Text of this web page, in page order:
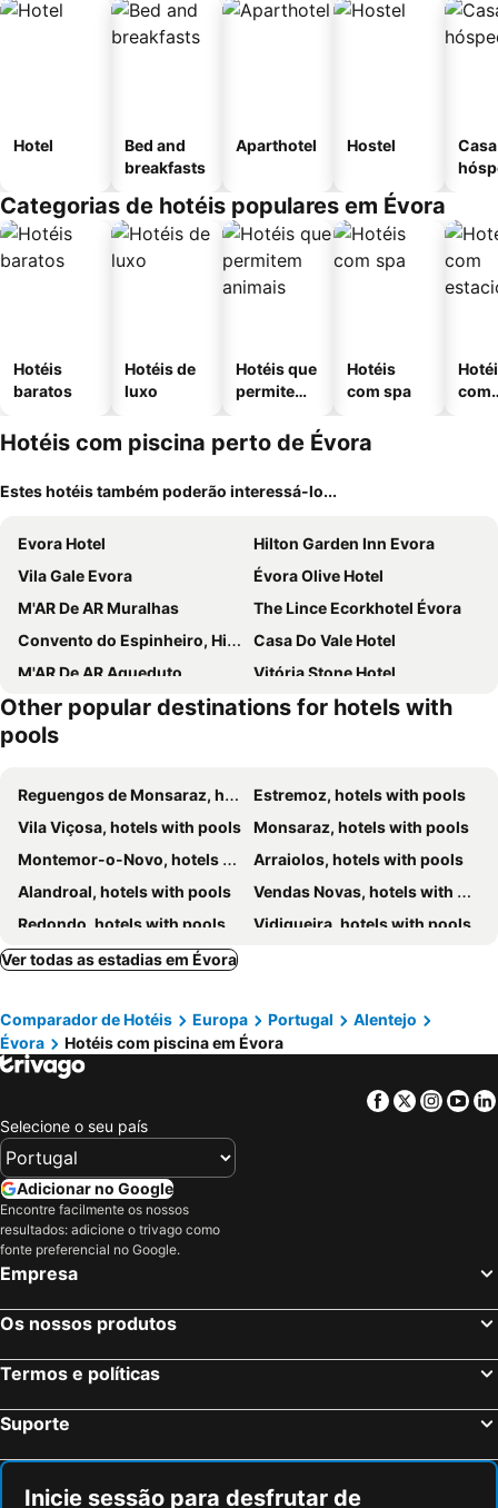
Hotel
Bed and
breakfasts
Aparthotel Hostel
Categorias de hotéis populares em Évora
Hotéis
baratos
Hotéis de
luxo
Hotéis que
permitem
Hotéis
com spa
com
Hotéis com piscina perto de Évora
Estes hotéis também poderão interessá-lo...
Evora Hotel
Hilton Garden Inn Evora
Vila Gale Evora
Évora Olive Hotel
M'AR De AR Muralhas
The Lince Ecorkhotel Évora
Convento do Espinheiro, Historic Hotel & Spa
Casa Do Vale Hotel
M'AR De AR Aqueduto
Vitória Stone Hotel
Pousada Convento Arraiolos
Octant Evora
São Brás do Regedouro - Turismo na Aldeia
Monte Da Serralheira Agro Turismo
Monte das Oliveiras
Casa de Baco
Imani Country House
Casa do Plátano
Solar De Arraiolos
CICIOSO Boutique Hotel
Páteo Lima
DH Country House
Quinta da Aurora
Pátio do Tempo
Carrança Lounge
Monte Da Oliveirinha
The Lince Ecorkhotel Évora
Other popular destinations for hotels with
pools
Reguengos de Monsaraz, hotels with pools
Estremoz, hotels with pools
Vila Viçosa, hotels with pools
Monsaraz, hotels with pools
Montemor-o-Novo, hotels with pools
Arraiolos, hotels with pools
Alandroal, hotels with pools
Vendas Novas, hotels with pools
Redondo, hotels with pools
Vidigueira, hotels with pools
Alvito, hotels with pools
Torrão, hotels with pools
Sousel, hotels with pools
Viana do Alentejo, hotels with pools
Alcáçovas, hotels with pools
Ilhas, hotels with pools
Ver todas as estadias em Évora
Comparador de Hotéis Europa Portugal
Alentejo
Évora
Hotéis com piscina em Évora
Facebook
Twitter
Selecione o seu país
Adicionar no Google
Encontre facilmente os nossos
resultados: adicione o trivago como
fonte preferencial no Google.
Empresa
Os nossos produtos
Termos e políticas
Suporte
Inicie sessão para desfrutar de